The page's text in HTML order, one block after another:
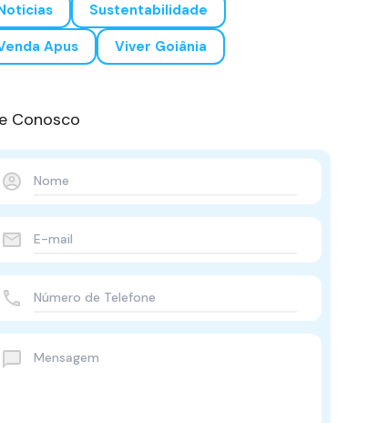
Sustentabilidade
Apus
Viver Goiânia
Conosco